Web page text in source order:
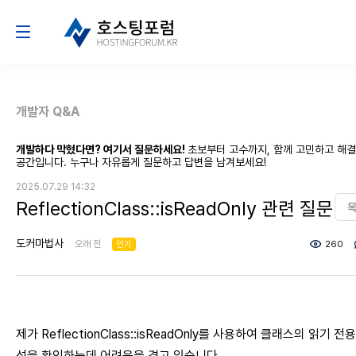
개발자 Q&A
개발하다 막혔다면? 여기서 질문하세요! 초보부터 고수까지, 함께 고민하고 해
공간입니다. 누구나 자유롭게 질문하고 답변을 남겨보세요!
2025.07.29 14:32
ReflectionClass::isReadOnly 관련 질문
도커마법사 오래 전 인기 260
제가 ReflectionClass::isReadOnly를 사용하여 클래스의 읽기 전